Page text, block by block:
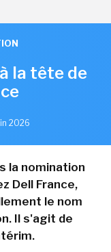
la tête de
2026
la nomination
Dell France,
le nom
Il s'agit de